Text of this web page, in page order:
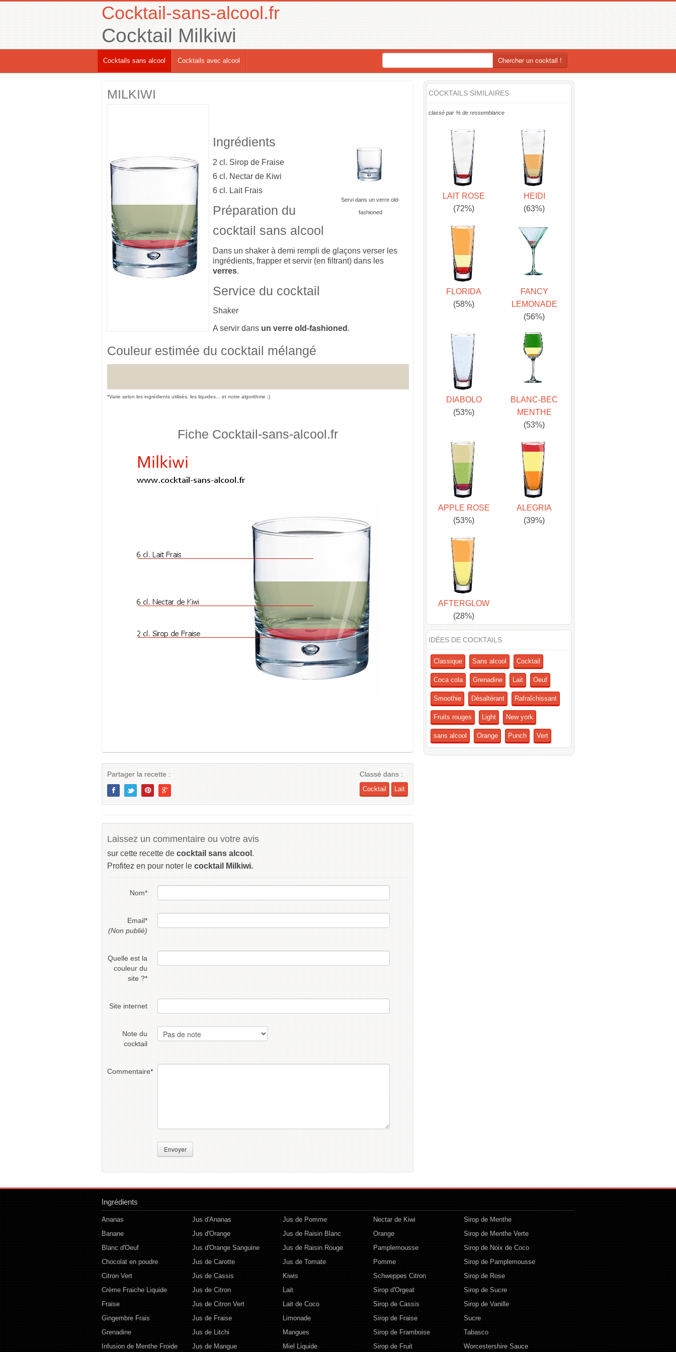
Cocktail-sans-alcool.fr
Cocktail Milkiwi
Cocktails sans alcool Cocktails avec alcool Chercher un cocktail !
MILKIWI
Servi dans un verre old-
fashioned
Ingrédients
2 cl. Sirop de Fraise
6 cl. Nectar de Kiwi
6 cl. Lait Frais
Préparation du
cocktail sans alcool
Dans un shaker à demi rempli de glaçons verser les
ingrédients, frapper et servir (en filtrant) dans les
verres.
Service du cocktail
Shaker
A servir dans un verre old-fashioned .
Couleur estimée du cocktail mélangé
*Varie selon les ingrédients utilisés, les liquides... et notre algorithme ;)
Fiche Cocktail-sans-alcool.fr
Partager la recette : Classé dans :
Cocktail Lait
Laissez un commentaire ou votre avis
sur cette recette de cocktail sans alcool .
Profitez en pour noter le cocktail Milkiwi.
Nom*
Email*
(Non publié)
Quelle est la
couleur du
site ?*
Site internet
Note du
cocktail
Commentaire*
Envoyer
COCKTAILS SIMILAIRES
classé par % de ressemblance
LAIT ROSE
(72%)
HEIDI
(63%)
FLORIDA
(58%)
FANCY
LEMONADE
(56%)
DIABOLO
(53%)
BLANC-BEC
MENTHE
(53%)
APPLE ROSE
(53%)
ALEGRIA
(39%)
AFTERGLOW
(28%)
IDÉES DE COCKTAILS
Classique Sans alcool Cocktail
Coca cola Grenadine Lait Oeuf
Smoothie Désaltérant Rafraîchissant
Fruits rouges Light New york
sans alcool Orange Punch Vert
Ingrédients
Ananas
Banane
Blanc d'Oeuf
Chocolat en poudre
Citron Vert
Crème Fraiche Liquide
Fraise
Gingembre Frais
Grenadine
Infusion de Menthe Froide
Jus d'Ananas
Jus d'Orange
Jus d'Orange Sanguine
Jus de Carotte
Jus de Cassis
Jus de Citron
Jus de Citron Vert
Jus de Fraise
Jus de Litchi
Jus de Mangue
Jus de Pomme
Jus de Raisin Blanc
Jus de Raisin Rouge
Jus de Tomate
Kiwis
Lait
Lait de Coco
Limonade
Mangues
Miel Liquide
Nectar de Kiwi
Orange
Pamplemousse
Pomme
Schweppes Citron
Sirop d'Orgeat
Sirop de Cassis
Sirop de Fraise
Sirop de Framboise
Sirop de Fruit
Sirop de Menthe
Sirop de Menthe Verte
Sirop de Noix de Coco
Sirop de Pamplemousse
Sirop de Rose
Sirop de Sucre
Sirop de Vanille
Sucre
Tabasco
Worcestershire Sauce